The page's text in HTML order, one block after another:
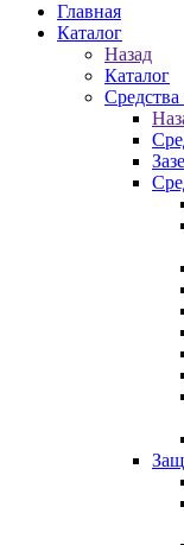
Главная
Каталог
Назад
Каталог